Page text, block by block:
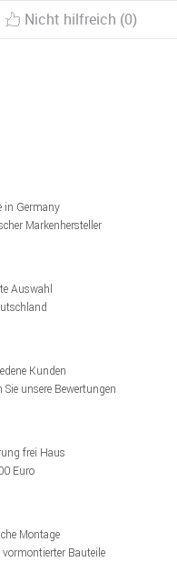
Nicht hilfreich (0)
in Germany
Markenhersteller
Auswahl
Kunden
Sie unsere Bewertungen
frei Haus
Euro
Montage
vormontierter Bauteile